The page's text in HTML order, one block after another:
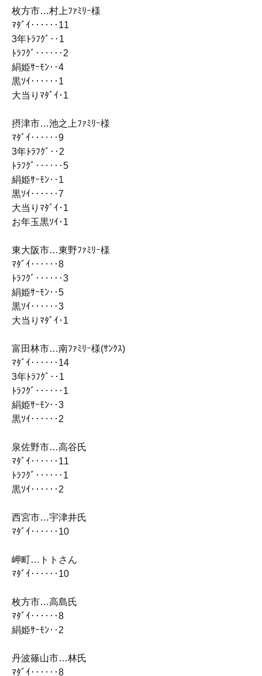
枚方市…村上ﾌｧﾐﾘｰ様
ﾏﾀﾞｲ‥‥‥11
3年ﾄﾗﾌｸﾞ‥1
ﾄﾗﾌｸﾞ‥‥‥2
絹姫ｻｰﾓﾝ‥4
黒ｿｲ‥‥‥1
大当りﾏﾀﾞｲ･1
摂津市…池之上ﾌｧﾐﾘｰ様
ﾏﾀﾞｲ‥‥‥9
3年ﾄﾗﾌｸﾞ‥2
ﾄﾗﾌｸﾞ‥‥‥5
絹姫ｻｰﾓﾝ‥1
黒ｿｲ‥‥‥7
大当りﾏﾀﾞｲ･1
お年玉黒ｿｲ･1
東大阪市…東野ﾌｧﾐﾘｰ様
ﾏﾀﾞｲ‥‥‥8
ﾄﾗﾌｸﾞ‥‥‥3
絹姫ｻｰﾓﾝ‥5
黒ｿｲ‥‥‥3
大当りﾏﾀﾞｲ･1
富田林市…南ﾌｧﾐﾘｰ様(ｻﾝｸｽ)
ﾏﾀﾞｲ‥‥‥14
3年ﾄﾗﾌｸﾞ‥1
ﾄﾗﾌｸﾞ‥‥‥1
絹姫ｻｰﾓﾝ‥3
黒ｿｲ‥‥‥2
泉佐野市…高谷氏
ﾏﾀﾞｲ‥‥‥11
ﾄﾗﾌｸﾞ‥‥‥1
黒ｿｲ‥‥‥2
西宮市…宇津井氏
ﾏﾀﾞｲ‥‥‥10
岬町…トトさん
ﾏﾀﾞｲ‥‥‥10
枚方市…高島氏
ﾏﾀﾞｲ‥‥‥8
絹姫ｻｰﾓﾝ‥2
丹波篠山市…林氏
ﾏﾀﾞｲ‥‥‥8